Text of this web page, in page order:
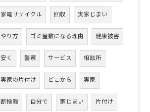
家電リサイクル 回収 実家じまい
やり方 ゴミ屋敷になる理由 健康被害
安く 警察 サービス 相談所
実家の片付け どこから 実家
断捨離 自分で 家じまい 片付け